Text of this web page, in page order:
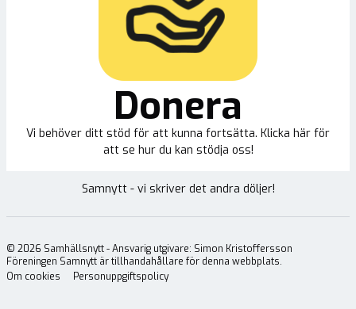
Donera
Vi behöver ditt stöd för att kunna fortsätta. Klicka här för
att se hur du kan stödja oss!
Samnytt - vi skriver det andra döljer!
© 2026 Samhällsnytt - Ansvarig utgivare: Simon Kristoffersson
Föreningen Samnytt är tillhandahållare för denna webbplats.
Om cookies
Personuppgiftspolicy